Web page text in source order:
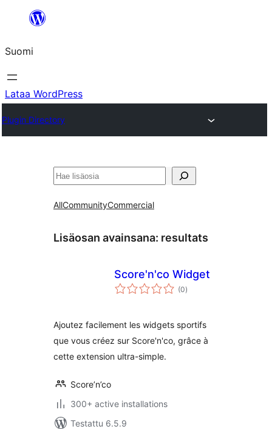
Suomi
Lataa WordPress
Plugin Directory
Etsi
AllCommunityCommercial
Lisäosan avainsana: resultats
Score'n'co Widget
(0arvosanat
yhteensä
)
Ajoutez facilement les widgets sportifs
que vous créez sur Score'n'co, grâce à
cette extension ultra-simple.
Score’n’co
300+ active installations
Testattu 6.5.9